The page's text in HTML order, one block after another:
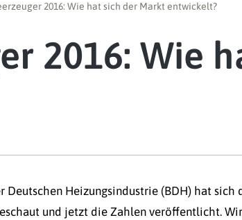
2016: Wie hat sich der Markt entwickelt?
2016: Wie
Deutschen Heizungsindustrie (BDH) hat sich
und jetzt die Zahlen veröffentlicht.